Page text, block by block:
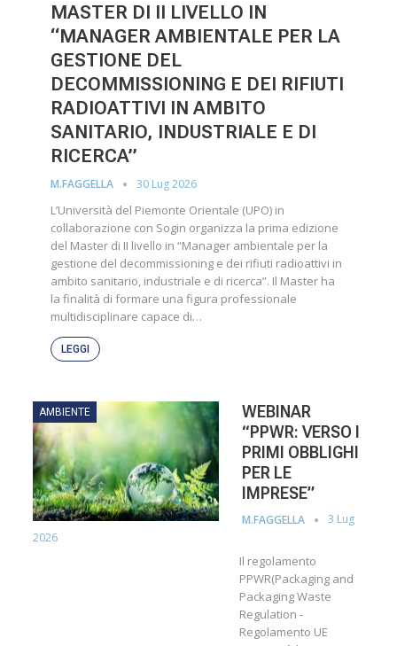
MASTER DI II LIVELLO IN
“MANAGER AMBIENTALE PER LA
GESTIONE DEL
DECOMMISSIONING E DEI RIFIUTI
RADIOATTIVI IN AMBITO
SANITARIO, INDUSTRIALE E DI
RICERCA”
M.FAGGELLA 30 Lug 2026
L’Università del Piemonte Orientale (UPO) in
collaborazione con Sogin organizza la prima edizione
del Master di II livello in “Manager ambientale per la
gestione del decommissioning e dei rifiuti radioattivi in
ambito sanitario, industriale e di ricerca”. Il Master ha
la finalità di formare una figura professionale
multidisciplinare capace di…
LEGGI
AMBIENTE
WEBINAR
“PPWR: VERSO I
PRIMI OBBLIGHI
PER LE
IMPRESE”
M.FAGGELLA
3 Lug
2026
Il regolamento
PPWR(Packaging and
Packaging Waste
Regulation -
Regolamento UE